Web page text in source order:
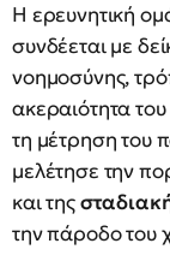
Η ερευνητική
συνδέεται με
νοημοσύνης,
ακεραιότητα
τη μέτρηση του
μελέτησε την
και της
την πάροδο του